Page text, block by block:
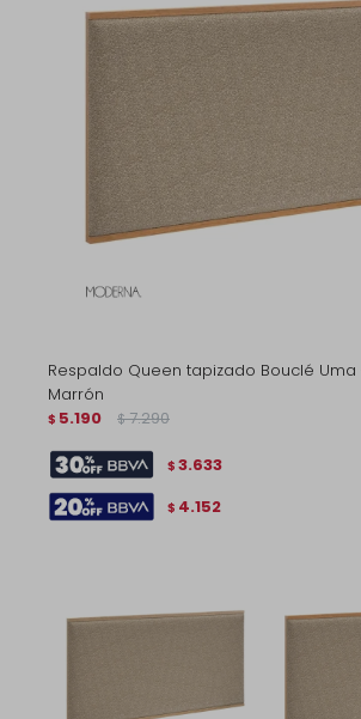
Respaldo Queen tapizado Bouclé
Marrón
$ 5.190 $ 7.290
$ 3.633
$ 4.152